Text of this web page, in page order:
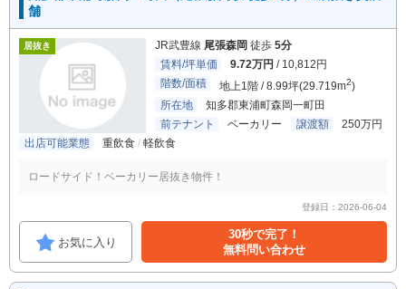
舗
居抜き JR武豊線 尾張森岡 徒歩 5分
賃料/坪単価
9.72万円 / 10,812円
階数/面積
地上1階 / 8.99坪(29.719m2)
所在地
知多郡東浦町森岡一町田
前テナント
ベーカリー 譲渡額
250万円
出店可能業態
重飲食 軽飲食
ロードサイド！ベーカリー居抜き物件！
登録日：2026-06-04
お気に入り
30秒で完了！
無料問い合わせ